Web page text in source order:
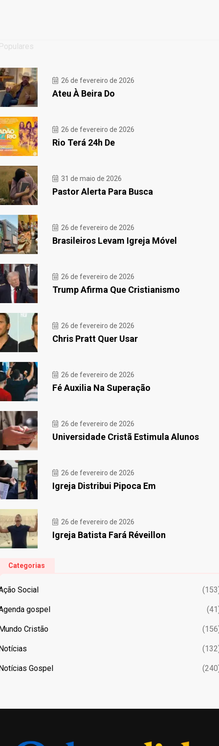
26 de fevereiro de 2026
Ateu À Beira Do
26 de fevereiro de 2026
Rio Terá 24h De
31 de maio de 2026
Pastor Alerta Para Busca
26 de fevereiro de 2026
Brasileiros Levam Igreja Móvel
26 de fevereiro de 2026
Trump Afirma Que Cristianismo
26 de fevereiro de 2026
Chris Pratt Quer Usar
26 de fevereiro de 2026
Fé Auxilia Na Superação
26 de fevereiro de 2026
Universidade Cristã Estimula Alunos
26 de fevereiro de 2026
Igreja Distribui Pipoca Em
26 de fevereiro de 2026
Igreja Batista Fará Réveillon
Categorias
Social
gospel
Cristão
Gospel